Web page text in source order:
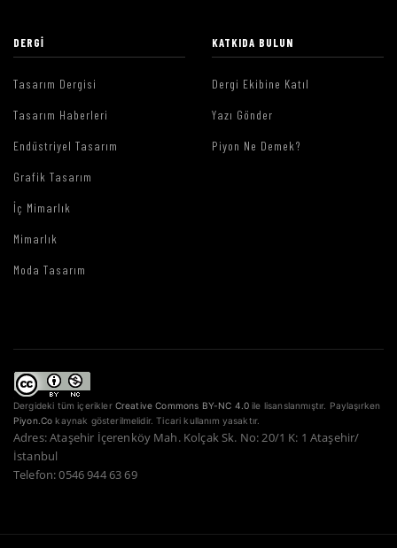
DERGI
Tasarım Dergisi
Tasarım Haberleri
Endüstriyel Tasarım
Grafik Tasarım
İç Mimarlık
Mimarlık
Moda Tasarım
KATKIDA BULUN
Dergi Ekibine Katıl
Yazı Gönder
Piyon Ne Demek?
Dergideki tüm içerikler Creative Commons BY-NC 4.0 ile lisanslanmıştır. Paylaşırken
Piyon.Co kaynak gösterilmelidir. Ticari kullanım yasaktır.
Adres: Ataşehir İçerenköy Mah. Kolçak Sk. No: 20/1 K: 1 Ataşehir/
İstanbul
Telefon: 0546 944 63 69